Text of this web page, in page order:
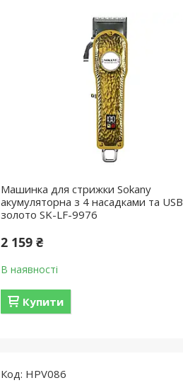
Машинка для стрижки Sokany
акумуляторна з 4 насадками та USB
золото SK-LF-9976
2 159 ₴
В наявності
Купити
HPV086